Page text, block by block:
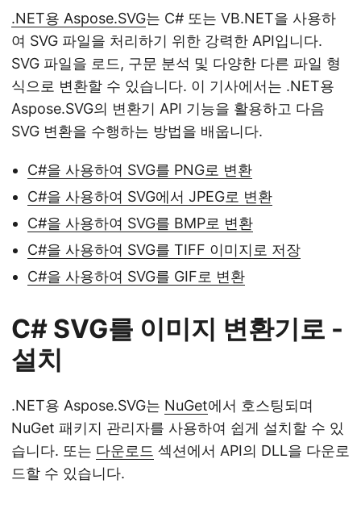
.NET용 Aspose.SVG는 C# 또는 VB.NET을 사용하
여 SVG 파일을 처리하기 위한 강력한 API입니다.
SVG 파일을 로드, 구문 분석 및 다양한 다른 파일 형
식으로 변환할 수 있습니다. 이 기사에서는 .NET용
Aspose.SVG의 변환기 API 기능을 활용하고 다음
SVG 변환을 수행하는 방법을 배웁니다.
C#을 사용하여 SVG를 PNG로 변환
C#을 사용하여 SVG에서 JPEG로 변환
C#을 사용하여 SVG를 BMP로 변환
C#을 사용하여 SVG를 TIFF 이미지로 저장
C#을 사용하여 SVG를 GIF로 변환
C# SVG를 이미지 변환기로 -
설치
.NET용 Aspose.SVG는 NuGet에서 호스팅되며
NuGet 패키지 관리자를 사용하여 쉽게 설치할 수 있
습니다. 또는 다운로드 섹션에서 API의 DLL을 다운로
드할 수 있습니다.